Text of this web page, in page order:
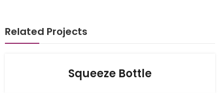
Related Projects
Squeeze Bottle